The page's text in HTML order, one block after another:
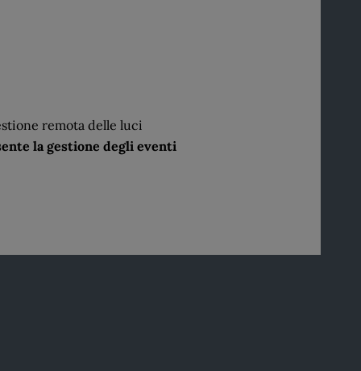
remota delle luci
la gestione degli eventi